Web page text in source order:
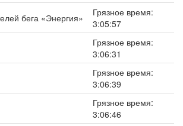
бега «Энергия»
Грязное время:
3:05:57
Грязное время:
3:06:31
Грязное время:
3:06:39
Грязное время:
3:06:46